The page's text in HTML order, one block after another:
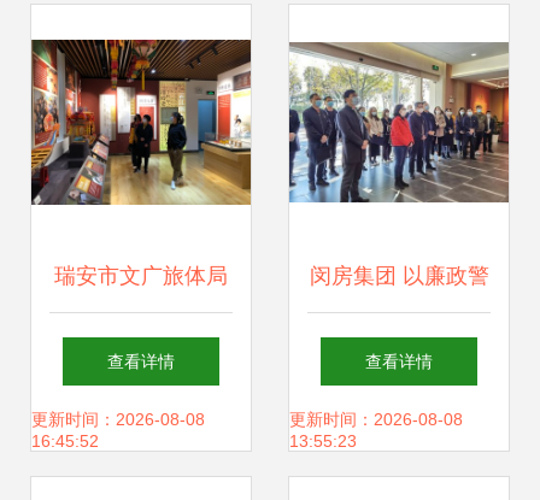
动
瑞安市文广旅体局
着力推进公共文化
场馆有序开放 提升
查看详情
更新时间：2026-08-08
16:45:52
闵房集团 以廉政警
示教育为抓手，夯
实文化场馆管理服
查看详情
更新时间：2026-08-08
13:55:23